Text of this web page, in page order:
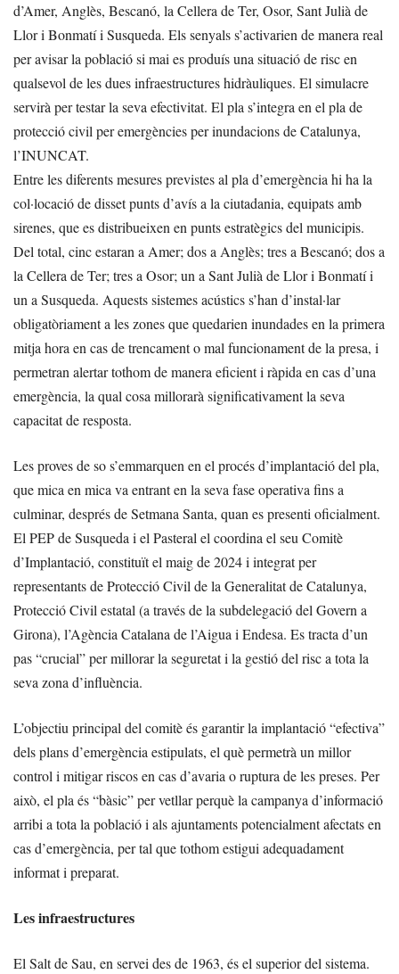
d’Amer, Anglès, Bescanó, la Cellera de Ter, Osor, Sant Julià de
Llor i Bonmatí i Susqueda. Els senyals s’activarien de manera real
per avisar la població si mai es produís una situació de risc en
qualsevol de les dues infraestructures hidràuliques. El simulacre
servirà per testar la seva efectivitat. El pla s’integra en el pla de
protecció civil per emergències per inundacions de Catalunya,
l’INUNCAT.
Entre les diferents mesures previstes al pla d’emergència hi ha la
col·locació de disset punts d’avís a la ciutadania, equipats amb
sirenes, que es distribueixen en punts estratègics del municipis.
Del total, cinc estaran a Amer; dos a Anglès; tres a Bescanó; dos a
la Cellera de Ter; tres a Osor; un a Sant Julià de Llor i Bonmatí i
un a Susqueda. Aquests sistemes acústics s’han d’instal·lar
obligatòriament a les zones que quedarien inundades en la primera
mitja hora en cas de trencament o mal funcionament de la presa, i
permetran alertar tothom de manera eficient i ràpida en cas d’una
emergència, la qual cosa millorarà significativament la seva
capacitat de resposta.
Les proves de so s’emmarquen en el procés d’implantació del pla,
que mica en mica va entrant en la seva fase operativa fins a
culminar, després de Setmana Santa, quan es presenti oficialment.
El PEP de Susqueda i el Pasteral el coordina el seu Comitè
d’Implantació, constituït el maig de 2024 i integrat per
representants de Protecció Civil de la Generalitat de Catalunya,
Protecció Civil estatal (a través de la subdelegació del Govern a
Girona), l’Agència Catalana de l’Aigua i Endesa. Es tracta d’un
pas “crucial” per millorar la seguretat i la gestió del risc a tota la
seva zona d’influència.
L’objectiu principal del comitè és garantir la implantació “efectiva”
dels plans d’emergència estipulats, el què permetrà un millor
control i mitigar riscos en cas d’avaria o ruptura de les preses. Per
això, el pla és “bàsic” per vetllar perquè la campanya d’informació
arribi a tota la població i als ajuntaments potencialment afectats en
cas d’emergència, per tal que tothom estigui adequadament
informat i preparat.
Les infraestructures
El Salt de Sau, en servei des de 1963, és el superior del sistema.